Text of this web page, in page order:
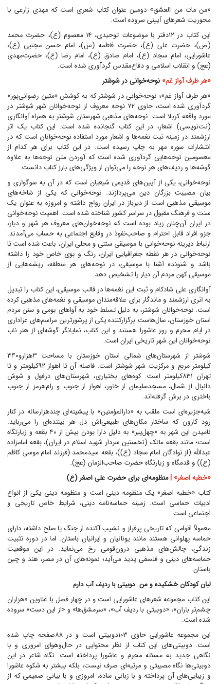
«من مات من العشق» دومین عنوان کتاب شعری است که مهدی زارعی با
محوریت شعر‌های آیینی سروده است.
این کتاب در ۱۲دفتر با موضوعات توحیدی، ۱۴ معصوم (ع)، حضرت محمد
(ص)، حضرت علی (ع)، حضرت فاطمه (س)، امام حسن مجتبی (ع)،
عاشورایی، امام سجاد (ع)، امام صادق (ع)، امام رضا (ع)، حضرت‌مهدی
(عج) و انقلاب اسلامی و دفاع‌مقدس گردآوری شده است.
«هر طرف آواز غم» نوحه‌خوانی در شوشتر
«هر طرف آواز غم»؛ نوحه‌خوانی در شوشتر که به کوشش «متین رضوانی‌پور»
گردآوری شده است، حاوی ۷۲ نوحه معروف از نوحه‌خوانان شهر شوشتر در
مورد واقعه کربلا است. نوحه‌های مذهبی شهرستان شوشتر به همراه آوانگاری
(نت‌نویسی) اشعار، در این کتاب گنجانده شده است. این کتاب یک اثر
ارزشمند در زمینه ثبت نغمه‌ها و اشعار مورد استفاده نوحه‌خوانان است که در
انتشارات سوره مهر به چاپ رسیده است. در این کتاب برای هر کدام از
معصومین نوحه‌هایی گردآوری شده است که آوردن متن نوحه‌ها به علاوه
گوشه‌ها و ردیف‌های هر نوحه را می‌توان از ویژگی‌های بارز کتاب دانست.
نوحه‌خوانی، یکی از آیین‌های قدیمی شیعیان است که در آن به سوگواری و
بیان مصیبت بزرگان دین می‌پردازند. نوحه‌خوانی که یکی از شاخه‌های
موسیقی مذهبی است از دیرباز در ایران رواج داشته و امروزه به عنوان یک
سنت و فرهنگ مقبول در سراسر کشور شناخته شده است. اهمیت نوحه‌خوانی
در ایران آن‌چنان زیاد بوده است که نوحه‌خوان‌های معروف هر شهر و دیار،
جزو افراد قابل احترام و صاحب‌نفوذ در وقایع اجتماعی به حساب می‌آمدند.
ارتباط دیرینه نوحه‌خوانی با موسیقی سنتی و محلی ایران، باعث شده است تا
نوحه‌خوانی در هر نقطه جغرافیایی ایران، رنگ و بوی خاص خود را داشته
باشد و شنونده آشنا با موسیقی، در نوحه‌های هر منطقه، ریشه‌هایی از
موسیقی کهن مردم آن دیار را تشخیص دهد.
آوانگاری علی شادکام و ثبت این نغمه‌ها در قالب موسیقی، این کتاب را تبدیل
به اثری ارزشمند و ماندگار برای علاقه‌مندان موسیقی و نغمه‌های مذهبی کرده
است. نوحه‌خوانان شوشتر، به دلیل تسلط خود به آوا‌های بومی و سنن مردم
استان خوزستان، سال‌هاست برگزارکننده یکی از پرشورترین مراسم‌های عزاداری
در ایام محرم و روز عاشورا هستند و این کتاب، نمایانگر گوشه‌ای از هنر ناب
نوحه‌خوانان این شهر تاریخی ایران است.
شوشتر از شهرستان‌های شمالی استان خوزستان با مساحت ۳هزارو۳۴۰
کیلومتر مربع و مرکزیت شهر شوشتر است. فاصله آن تا اهواز ۹۲کیلومتر و تا
تهران ۸۳۱کیلومتر است. کوه‌های بختیاری، شهرستان‌های دزفول و شوش
دانیال از شمال، مسجدسلیمان از خاور، اهواز از جنوب و رام‌هرمز از جنوب
باختری در برش گرفته‌اند.
شبه‌جزیره‌ای است ملقب به «دارالمؤمنین» با پیشینه‌ای چندهزارساله در کنار
رود کارون که ساختار مکان‌های طبیعی‌اش دل هر بیننده‌ای را می‌رباید.
نامیدن این شهر به «چهل‌پیر» به دلیل دارا بودن بیش از ۴۰ بقعه و زیارتگاه
است؛ مانند بقعه مالک (نخستین سردار شهید اسلام در ایران)، بقعه امامزاده
عبدالله (از نوادگان امام سجاد (ع))، بقعه سیدمحمد (فرزند امام موسی کاظم
(ع)) و قدمگاه و زیارتگاه حضرت صاحب‌الزمان (عج).
«خطبه اصغر» | منظومه‌ای برای حضرت علی اصغر (ع)
کتاب «خطبه اصغر» یک منظومه دینی است و منظومه دینی یکی از انواع
ادبیات حماسی است. زمینه حماسه‌نامه دینی، شرایط خاص تاریخی و
اجتماعی است.
معمولاً اقوامی که تاریخی پرفراز و نشیب آکنده از جنگ یا صلح داشته، دارای
حماسه پهلوانی هستند مانند یونانیان و ایرانیان باستان. اما در دوره تثبیت
زندگی، چالش‌های مذهبی درون‌قومی رخ می‌نماید. در این موقعیت
حماسه‌های دینی و فلسفی پدید می‌آید؛ نمونه‌های آن در مصر، هند و چین
باستان.
لبان کودکان خشکیده و من دوبیتی با ردیف آب دارم
این کتاب مجموعه شعر‌های عاشورایی است و در چهار فصل با عناوین «هزاران
چشم‌تر باران»، «دوبیتی با ردیف آب»، «سرمشق‌ها» و «از این دست» سروده
شده است.
این مجموعه عاشورایی حاوی ۱۰۳دوبیتی است و در ۸۸صفحه چاپ شده
است. دوبیتی‌های این کتاب از نظر محتوایی در حال‌و‌هوای امروزی و با
نگاهی جدید به مسئله محرم و عاشورا پرداخته است. نگاه شاعر در این
دوبیتی‌ها نگاه مصیبتی و مرثیه‌ای صرف نیست، بلکه بیشتر به شکوه عاشورا
و زیبایی‌های آن پرداخته و با زبانی ساده، امروزی و با بیانی صمیمی که از